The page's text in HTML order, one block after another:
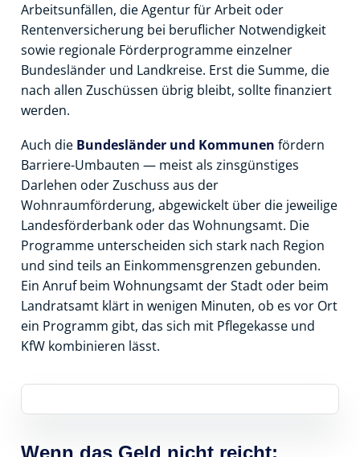
Arbeitsunfällen, die Agentur für Arbeit oder
Rentenversicherung bei beruflicher Notwendigkeit
sowie regionale Förderprogramme einzelner
Bundesländer und Landkreise. Erst die Summe, die
nach allen Zuschüssen übrig bleibt, sollte finanziert
werden.
Auch die Bundesländer und Kommunen fördern
Barriere-Umbauten — meist als zinsgünstiges
Darlehen oder Zuschuss aus der
Wohnraumförderung, abgewickelt über die jeweilige
Landesförderbank oder das Wohnungsamt. Die
Programme unterscheiden sich stark nach Region
und sind teils an Einkommensgrenzen gebunden.
Ein Anruf beim Wohnungsamt der Stadt oder beim
Landratsamt klärt in wenigen Minuten, ob es vor Ort
ein Programm gibt, das sich mit Pflegekasse und
KfW kombinieren lässt.
Wenn das Geld nicht reicht: